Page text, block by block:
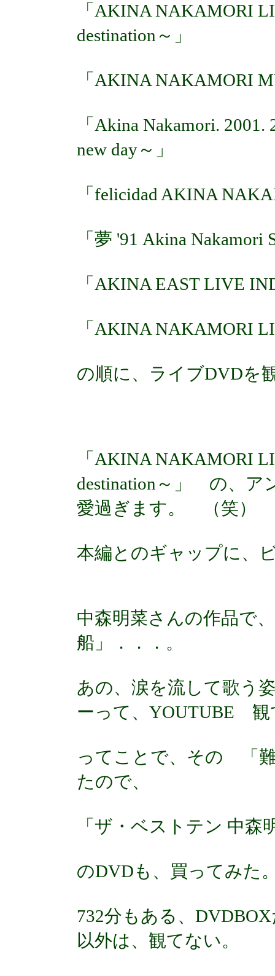
「AKINA NAKAMORI
destination～」
「AKINA NAKAMORI
「Akina Nakamori.
new day～」
「felicidad AKINA
「夢 '91 Akina Nakamori
「AKINA EAST LIVE
「AKINA NAKAMORI
の順に、ライブDVDを
「AKINA NAKAMORI
destination～」 の、ア
愛過ぎます。 （笑）
本編とのギャップに、
中森明菜さんの作品で
船」．．．。
あの、涙を流して歌う
ーって、YOUTUBE 観
ってことで、その 「
たので、
「ザ・ベストテン 中
のDVDも、買ってみた
732分もある、
以外は、観てない。